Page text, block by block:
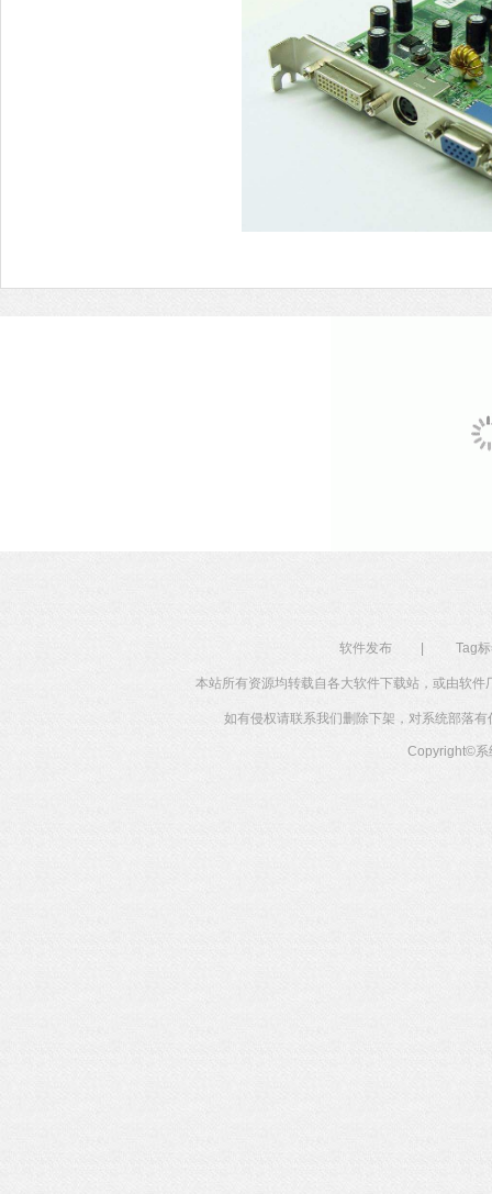
软件发布 Tag
本站所有资源均转载自各大软件下载站，或由软
如有侵权请联系我们删除下架，对系统部落
Copyright©系